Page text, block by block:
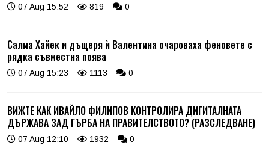
07 Aug 15:52 819 0
Салма Хайек и дъщеря ѝ Валентина очароваха феновете с
рядка съвместна поява
07 Aug 15:23 1113 0
ВИЖТЕ КАК ИВАЙЛО ФИЛИПОВ КОНТРОЛИРА ДИГИТАЛНАТА
ДЪРЖАВА ЗАД ГЪРБА НА ПРАВИТЕЛСТВОТО? (РАЗСЛЕДВАНЕ)
07 Aug 12:10 1932 0